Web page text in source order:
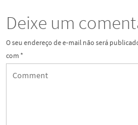
Deixe um
O seu endereço de e-mail não será
com *